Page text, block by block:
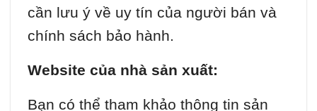
cần lưu ý về uy tín của người bán và
chính sách bảo hành.
Website của nhà sản xuất:
Bạn có thể tham khảo thông tin sản